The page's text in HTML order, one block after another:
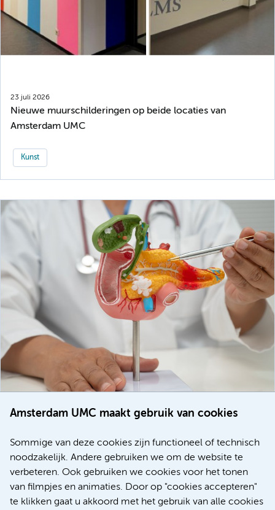
Amsterdam UMC maakt gebruik van cookies
Sommige van deze cookies zijn functioneel of technisch
noodzakelijk. Andere gebruiken we om de website te
verbeteren. Ook gebruiken we cookies voor het tonen
van filmpjes en animaties. Door op "cookies accepteren"
te klikken gaat u akkoord met het gebruik van alle cookies
23 juli 2026
Nieuwe muurschilderingen op beide locaties van
Amsterdam UMC
Kunst
voor patiënten met alvleesklierkanker verbeteren